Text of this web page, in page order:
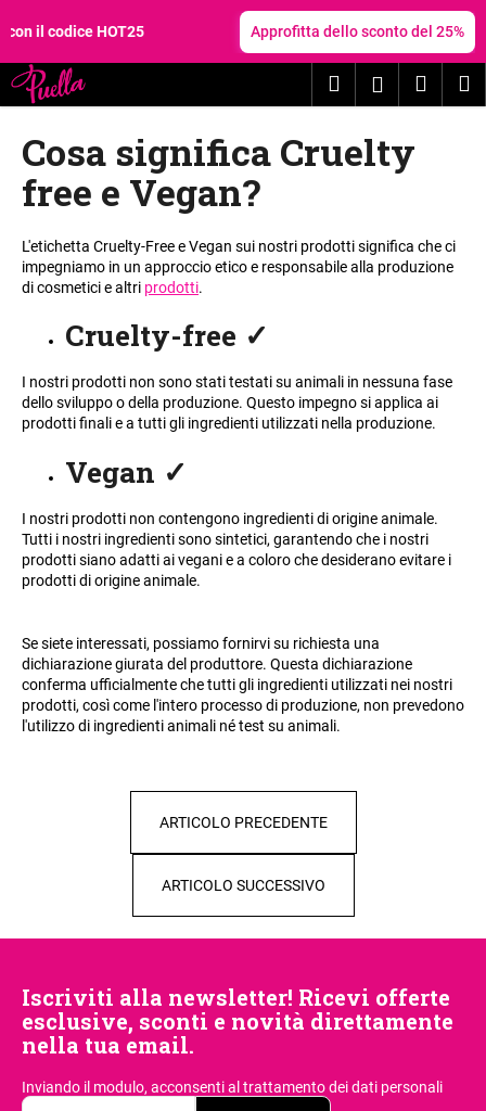
il codice HOT25 Approfitta dello sconto del 25%
RicercaAccesso
Cosa significa Cruelty
free e Vegan?
L'etichetta Cruelty-Free e Vegan sui nostri prodotti significa che ci
impegniamo in un approccio etico e responsabile alla produzione
di cosmetici e altri prodotti.
Cruelty-free ✓
I nostri prodotti non sono stati testati su animali in nessuna fase
dello sviluppo o della produzione. Questo impegno si applica ai
prodotti finali e a tutti gli ingredienti utilizzati nella produzione.
Vegan ✓
I nostri prodotti non contengono ingredienti di origine animale.
Tutti i nostri ingredienti sono sintetici, garantendo che i nostri
prodotti siano adatti ai vegani e a coloro che desiderano evitare i
prodotti di origine animale.
Se siete interessati, possiamo fornirvi su richiesta una
dichiarazione giurata del produttore. Questa dichiarazione
conferma ufficialmente che tutti gli ingredienti utilizzati nei nostri
prodotti, così come l'intero processo di produzione, non prevedono
l'utilizzo di ingredienti animali né test su animali.
ARTICOLO PRECEDENTE
ARTICOLO SUCCESSIVO
a
r
r
al negozio
al negozio
C
o
s
a
s
t
a
c
e
r
n
d
o
?
RICERCA
i
l
i
a
i
Iscriviti alla newsletter! Ricevi offerte
esclusive, sconti e novità direttamente
nella tua email.
Inviando il modulo, acconsential trattamento dei dati personali